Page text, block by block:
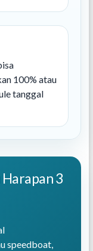
100% atau
tanggal
3
speedboat,